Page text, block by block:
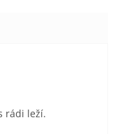
hvězdiček.
rádi leží.